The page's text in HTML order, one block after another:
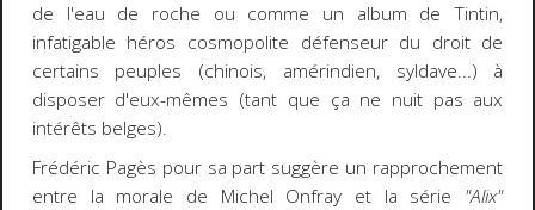
de l'eau de roche ou comme un album de Tintin,
infatigable héros cosmopolite défenseur du droit de
certains peuples (chinois, amérindien, syldave...) à
disposer d'eux-mêmes (tant que ça ne nuit pas aux
intérêts belges).
Frédéric Pagès pour sa part suggère un rapprochement
entre la morale de Michel Onfray et la série "Alix"